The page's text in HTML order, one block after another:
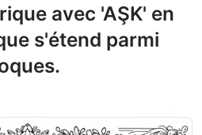
avec 'AŞK' en
s'étend parmi